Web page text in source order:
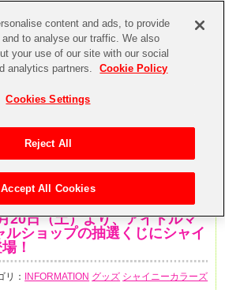
20日（土）より、アイドルマ
ルショップの抽選くじにシャイ
！
リ： INFORMATION グッズ シャイニーカラーズ
content and ads, to provide
to analyse our traffic. We also
your use of our site with our social
analytics partners.
Cookie Policy
Cookies Settings
Reject All
Accept All Cookies